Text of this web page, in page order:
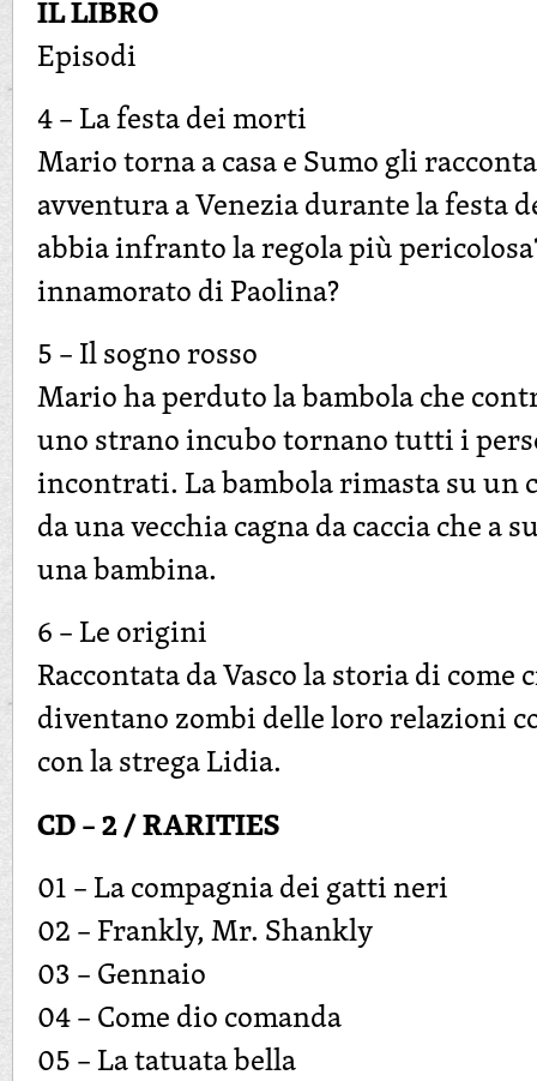
IL LIBRO
Episodi
4 – La festa dei morti
Mario torna a casa e Sumo gli
avventura a Venezia durante la festa
abbia infranto la regola più
innamorato di Paolina?
5 – Il sogno rosso
Mario ha perduto la bambola che
uno strano incubo tornano tutti i
incontrati. La bambola rimasta su un
da una vecchia cagna da caccia che a
una bambina.
6 – Le origini
Raccontata da Vasco la storia di come
diventano zombi delle loro relazioni
con la strega Lidia.
CD – 2 / RARITIES
01 – La compagnia dei gatti neri
02 – Frankly, Mr. Shankly
03 – Gennaio
04 – Come dio comanda
05 – La tatuata bella